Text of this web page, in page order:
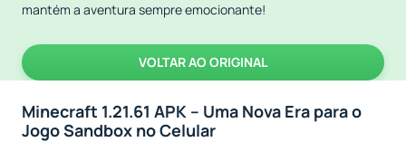
mantém a aventura sempre emocionante!
VOLTAR AO ORIGINAL
Minecraft 1.21.61 APK – Uma Nova Era para o
Jogo Sandbox no Celular